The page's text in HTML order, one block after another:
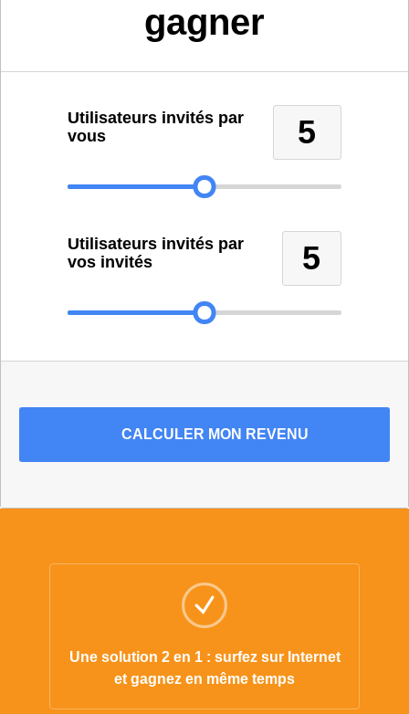
gagner
Utilisateurs invités par
vous
5
Utilisateurs invités par
vos invités
5
CALCULER MON REVENU
Une solution 2 en 1 : surfez sur Internet
et gagnez en même temps